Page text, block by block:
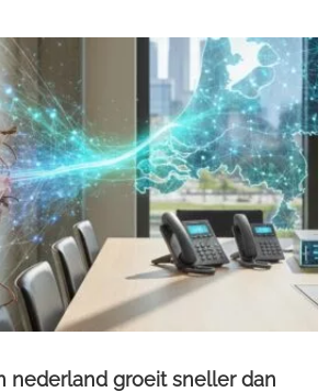
nederland groeit sneller dan